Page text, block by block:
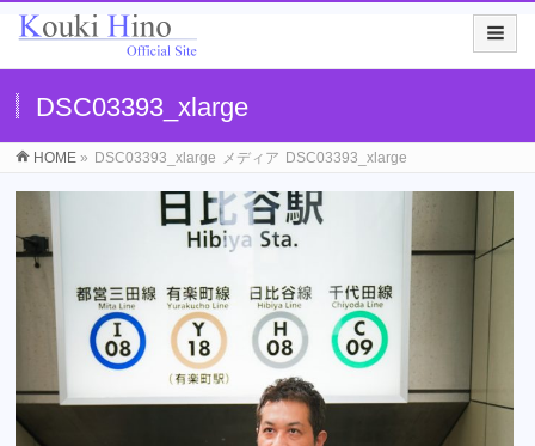
DSC03393_xlarge
HOME » DSC03393_xlarge メディア DSC03393_xlarge